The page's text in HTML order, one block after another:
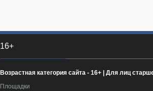
16+
Возрастная категория сайта - 16+ | Для лиц
Площадки